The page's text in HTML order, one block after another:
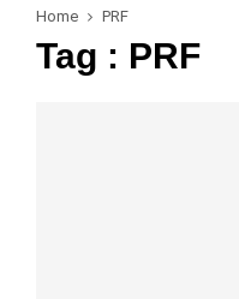
Home PRF
Tag : PRF